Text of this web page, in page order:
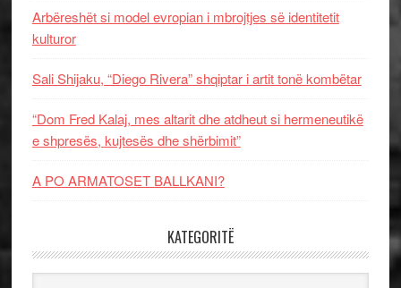
Arbëreshët si model evropian i mbrojtjes së identitetit
kulturor
Sali Shijaku, “Diego Rivera” shqiptar i artit tonë kombëtar
“Dom Fred Kalaj, mes altarit dhe atdheut si hermeneutikë
e shpresës, kujtesës dhe shërbimit”
A PO ARMATOSET BALLKANI?
KATEGORITË